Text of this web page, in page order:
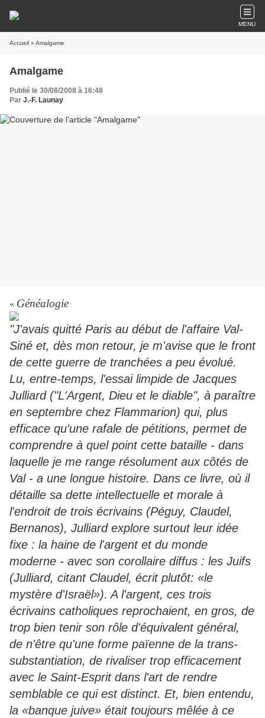
MENU
Accueil » Amalgame
Amalgame
Publié le 30/08/2008 à 16:48
Par J.-F. Launay
« Généalogie
"J'avais quitté Paris au début de l'affaire Val-
Siné et, dès mon retour, je m'avise que le front
de cette guerre de tranchées a peu évolué.
Lu, entre-temps, l'essai limpide de Jacques
Julliard ("L'Argent, Dieu et le diable", à paraître
en septembre chez Flammarion) qui, plus
efficace qu'une rafale de pétitions, permet de
comprendre à quel point cette bataille - dans
laquelle je me range résolument aux côtés de
Val - a une longue histoire. Dans ce livre, où il
détaille sa dette intellectuelle et morale à
l'endroit de trois écrivains (Péguy, Claudel,
Bernanos), Julliard explore surtout leur idée
fixe : la haine de l'argent et du monde
moderne - avec son corollaire diffus : les Juifs
(Julliard, citant Claudel, écrit plutôt: «le
mystère d'Israël»). A l'argent, ces trois
écrivains catholiques reprochaient, en gros, de
trop bien tenir son rôle d'équivalent général,
de n'être qu'une forme païenne de la trans-
substantiation, de rivaliser trop efficacement
avec le Saint-Esprit dans l'art de rendre
semblable ce qui est distinct. Et, bien entendu,
la «banque juive» était toujours mêlée à ce